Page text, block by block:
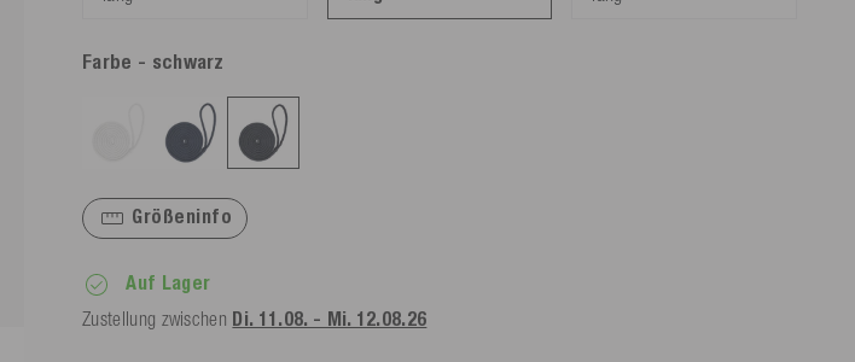
Farbe - schwarz
Größeninfo
Auf Lager
Zustellung zwischen Di. 11.08. - Mi. 12.08.26